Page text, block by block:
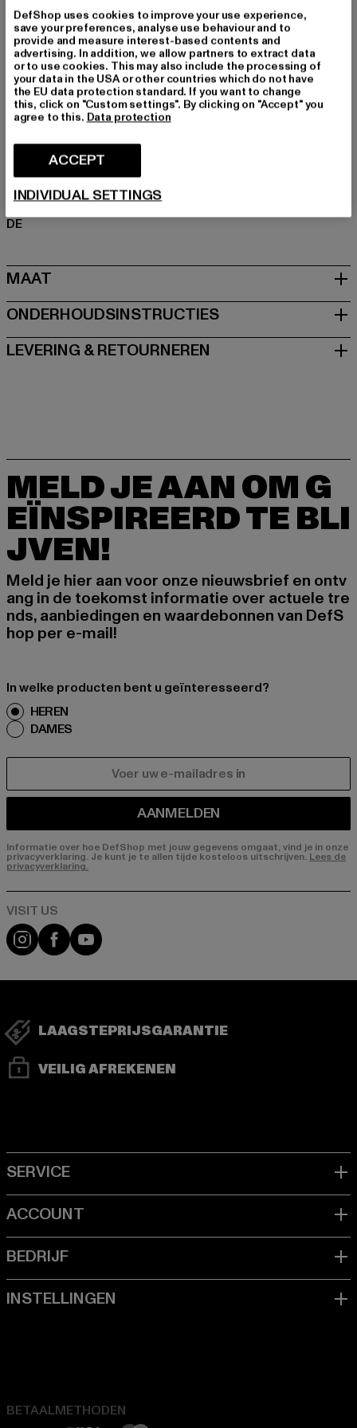
Details: Merklogo, Achterzak, Steekzak, Beenzakken
Cut: Regelmatig
Merk: Ecko Unltd.
Kategori: Kleding
Kleur: indigo
Kleur fabrikant: raw indigo
Materiële samenstelling: 100% Katoen
Art.Nr: ECKOSH1030-01896
Fabrikant: TB International GmbH |
Dr.-Robert-Murjahn-Straße 7 | 64372 Ober-Ramstadt |
DE
MAAT
ONDERHOUDSINSTRUCTIES
LEVERING & RETOURNEREN
MELD JE AAN OM G
EÏNSPIREERD TE BLI
JVEN!
Meld je hier aan voor onze nieuwsbrief en ontv
ang in de toekomst informatie over actuele tre
nds, aanbiedingen en waardebonnen van DefS
hop per e-mail!
In welke producten bent u geïnteresseerd?
HEREN
DAMES
AANMELDEN
Informatie over hoe DefShop met jouw gegevens omgaat, vind je in onze
privacyverklaring. Je kunt je te allen tijde kosteloos uitschrijven. Lees de
privacyverklaring.
Visit our Instagram page:
Visit our Facebook page:
Visit our YouTube channel:
LAAGSTEPRIJSGARANTIE
VEILIG AFREKENEN
BETAALMETHODEN
DefShop uses cookies to improve your use experience,
save your preferences, analyse use behaviour and to
provide and measure interest-based contents and
advertising. In addition, we allow partners to extract data
or to use cookies. This may also include the processing of
your data in the USA or other countries which do not have
the EU data protection standard. If you want to change
this, click on "Custom settings". By clicking on "Accept" you
agree to this. Data protection
ACCEPT
INDIVIDUAL SETTINGS